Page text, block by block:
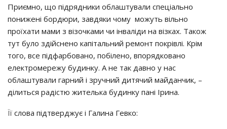
Приємно, що підрядники облаштували спеціально
понижені бордюри, завдяки чому можуть вільно
проїхати мами з візочками чи інваліди на візках. Також
тут було здійснено капітальний ремонт покрівлі. Крім
того, все підфарбовано, побілено, впорядковано
електромережу будинку. А не так давно у нас
облаштували гарний і зручний дитячий майданчик, –
ділиться радістю жителька будинку пані Ірина.
Її слова підтверджує і Галина Гевко: